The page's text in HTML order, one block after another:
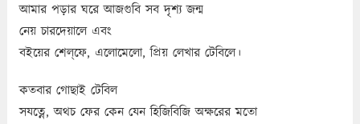
আমার পড়ার ঘরে আজগুবি সব দৃশ্য জন্ম
নেয় চারদেয়ালে এবং
বইয়ের শেল্‌ফে, এলোমেলো, প্রিয় লেখার টেবিলে।
কতবার গোছাই টেবিল
সযত্নে, অথচ ফের কেন যেন হিজিবিজি অক্ষরের মতো